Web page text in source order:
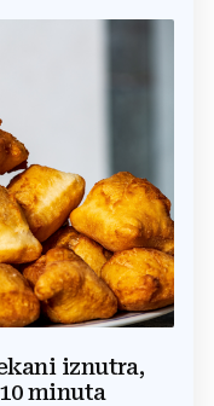
iznutra,
minuta